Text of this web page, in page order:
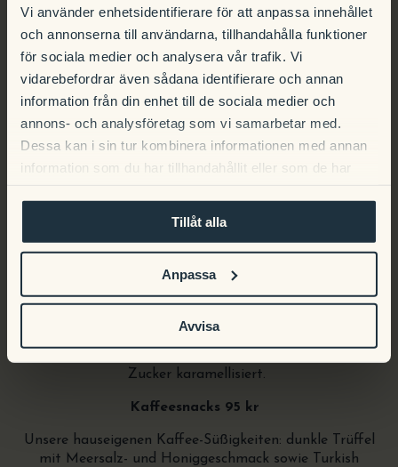
Vi använder enhetsidentifierare för att anpassa innehållet
och annonserna till användarna, tillhandahålla funktioner
för sociala medier och analysera vår trafik. Vi
vidarebefordrar även sådana identifierare och annan
information från din enhet till de sociala medier och
annons- och analysföretag som vi samarbetar med.
Dessa kan i sin tur kombinera informationen med annan
information som du har tillhandahållit eller som de har
Tillåt alla
Anpassa
Avvisa
DESSERT
Erdbeeren 125 SEK
Ein köstliches Erdbeerkompott, serviert mit cremigem
Joghurt-Eis und knusprigen Kardamomstreuseln,
Rhabarber 125 kr
Kombination aus salziger und süßer Karamellsauce
Crème Brûlée 115 SEK
Ein Klassiker, von dem wir nie genug bekommen können!
Diesen Sommer servieren wir ihn mit einer spannenden
Zucker karamellisiert.
Kaffeesnacks 95 kr
Unsere hauseigenen Kaffee-Süßigkeiten: dunkle Trüffel
mit Meersalz- und Honiggeschmack sowie Turkish